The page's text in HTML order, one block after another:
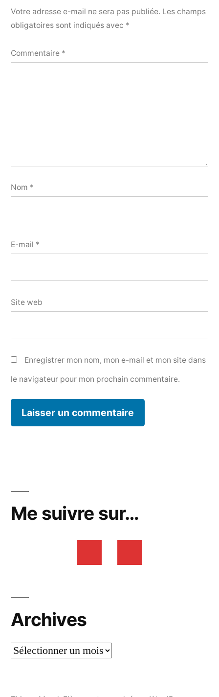
Votre adresse e-mail ne sera pas publiée. Les champs
obligatoires sont indiqués avec *
Commentaire *
Nom *
E-mail *
Site web
Enregistrer mon nom, mon e-mail et mon site dans
le navigateur pour mon prochain commentaire.
Me suivre sur…
Archives